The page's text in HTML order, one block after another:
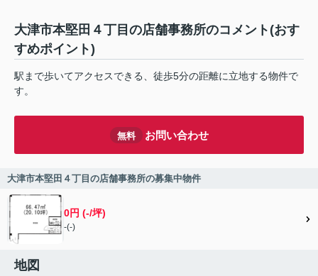
大津市本堅田４丁目の店舗事務所のコメント(おす
すめポイント)
駅まで歩いてアクセスできる、徒歩5分の距離に立地する物件で
す。
無料 お問い合わせ
大津市本堅田４丁目の店舗事務所の募集中物件
0円 (-/坪)
-(-)
地図